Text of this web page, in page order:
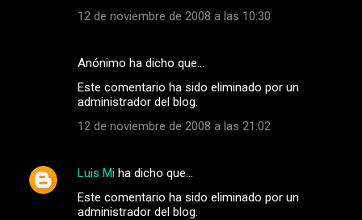
12 de noviembre de 2008 a las 10:30
Anónimo ha dicho que…
Este comentario ha sido eliminado por un
administrador del blog.
12 de noviembre de 2008 a las 21:02
Luis Mi ha dicho que…
Este comentario ha sido eliminado por un
administrador del blog.